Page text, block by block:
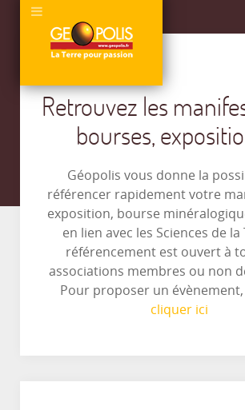
Retrouvez les
bourses,
Géopolis vous donne la
référencer rapidement votre
exposition, bourse
en lien avec les Sciences de la
référencement est ouvert à
associations membres ou non
Pour proposer un
cliquer ici